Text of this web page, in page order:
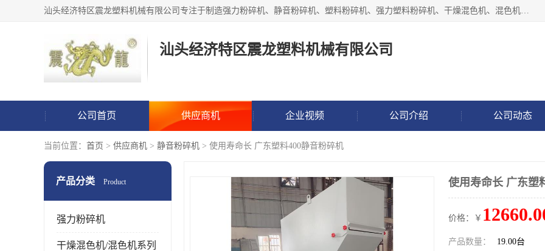
汕头经济特区震龙塑料机械有限公司专注于制造强力粉碎机、静音粉碎机、塑料粉碎机、强力塑料粉碎机、干燥混色机、混色机、冷水机、上料机等塑料辅助机械。
汕头经济特区震龙塑料机械有限公司
公司首页 供应商机 企业视频 公司介绍 公司动态
当前位置： 首页 > 供应商机 > 静音粉碎机 > 使用寿命长 广东塑料400静音粉碎机
产品分类 Product
强力粉碎机
干燥混色机/混色机系列
使用寿命长 广东塑
价格：￥
产品数量： 19.00台